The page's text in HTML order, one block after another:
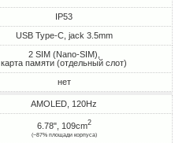
IP53
USB Type-C, jack 3.5mm
2 SIM (Nano-SIM),
карта памяти (отдельный слот)
нет
AMOLED, 120Hz
6.78", 109cm2
(~87% площади корпуса)